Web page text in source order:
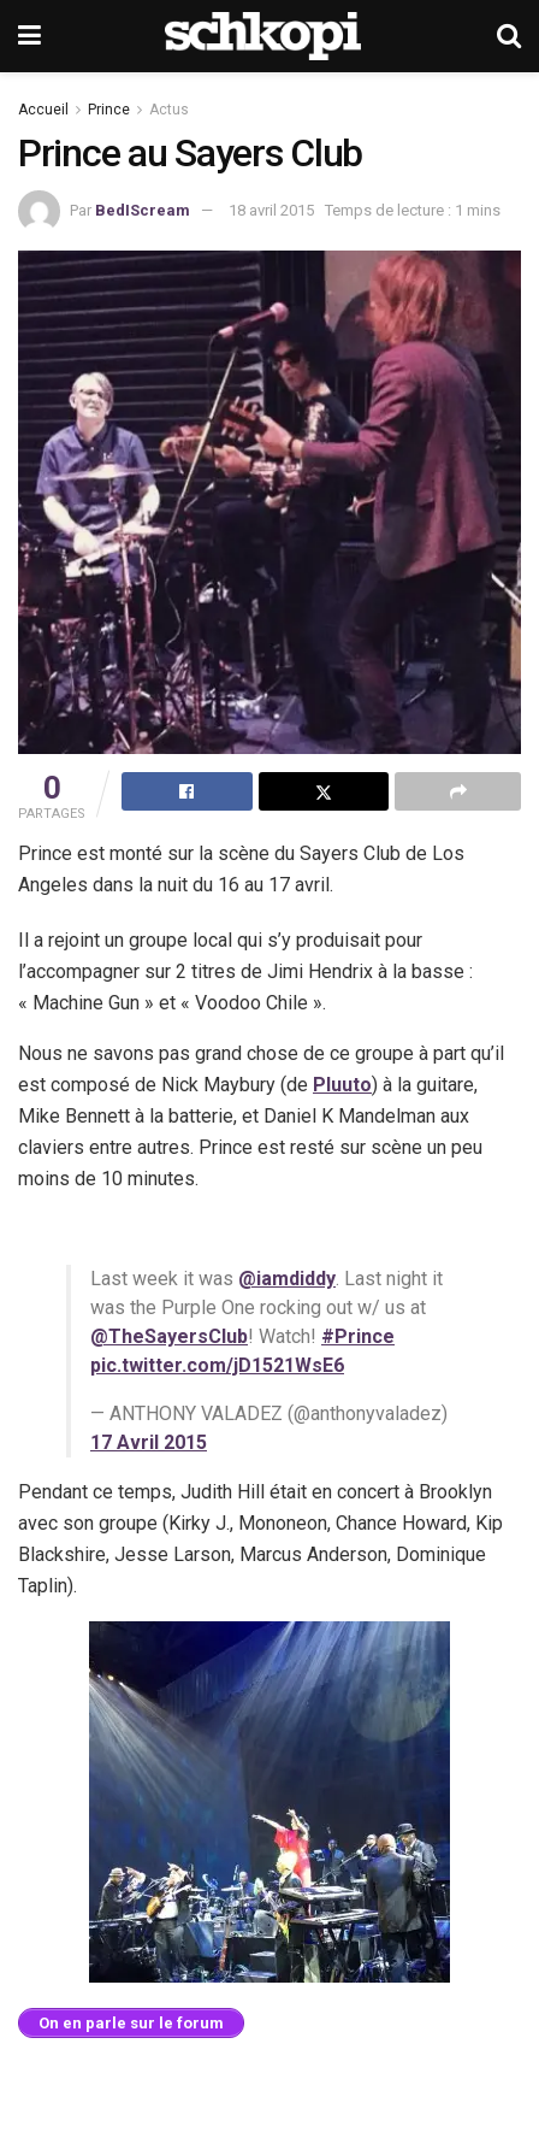
Accueil Prince Actus
Prince au Sayers Club
Par BedIScream 18 avril 2015 Temps de lecture : 1 mins
0
PARTAGES
Prince est monté sur la scène du Sayers Club de Los
Angeles dans la nuit du 16 au 17 avril.
Il a rejoint un groupe local qui s’y produisait pour
l’accompagner sur 2 titres de Jimi Hendrix à la basse :
« Machine Gun » et « Voodoo Chile ».
Nous ne savons pas grand chose de ce groupe à part qu’il
est composé de Nick Maybury (de Pluuto) à la guitare,
Mike Bennett à la batterie, et Daniel K Mandelman aux
claviers entre autres. Prince est resté sur scène un peu
moins de 10 minutes.
Last week it was @iamdiddy . Last night it
was the Purple One rocking out w/ us at
@TheSayersClub! Watch! #Prince
pic.twitter.com/jD1521WsE6
— ANTHONY VALADEZ (@anthonyvaladez)
17 Avril 2015
Pendant ce temps, Judith Hill était en concert à Brooklyn
avec son groupe (Kirky J., Mononeon, Chance Howard, Kip
Blackshire, Jesse Larson, Marcus Anderson, Dominique
Taplin).
On en parle sur le forum